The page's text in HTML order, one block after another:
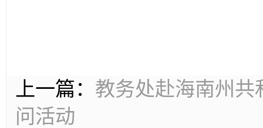
上一篇： 教务处赴海南州共
问活动